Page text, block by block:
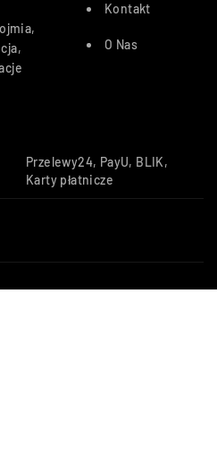
Kontakt
O Nas
Przelewy24, PayU, BLIK,
Karty płatnicze